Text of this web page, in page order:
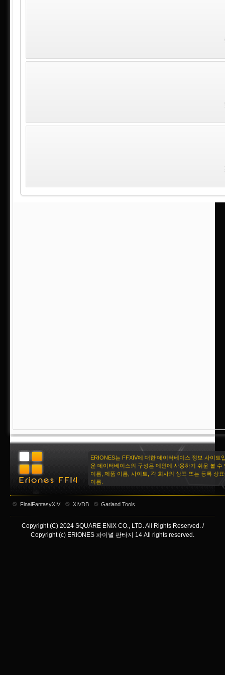
ERIONES는 FFXIV에 대한 데이터베이스 정보 사이트
운 데이터베이스의 구성은 메인에 사용하기 쉬운 볼 수
이름, 제품 이름, 사이트, 각 회사의 상표 또는 등록 상
이름.
FinalFantasyXIV XIVDB Garland Tools
Copyright (C) 2024 SQUARE ENIX CO., LTD. All Rights Reserved. /
Copyright (c) ERIONES 파이널 판타지 14 All rights reserved.